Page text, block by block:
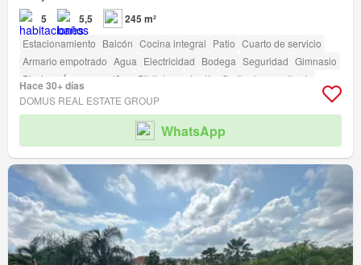
5 5,5 245 m²
Estacionamiento Balcón Cocina integral Patio Cuarto de servicio
Armario empotrado Agua Electricidad Bodega Seguridad Gimnasio
Piscina
Área para niños Biblioteca Jardín
Garita de guardianía
Cancha de tenis
Hace 30+ días
DOMUS REAL ESTATE GROUP
WhatsApp